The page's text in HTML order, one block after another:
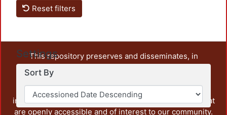
Reset filters
Settings
Sort By
This repository preserves and disseminates, in
unrestricted open access, the teaching and research
output of UAM Azcapotzalco. It also includes some
administrative and graphic documents from the
institution, as well as content from other institutions that
are openly accessible and of interest to our community.